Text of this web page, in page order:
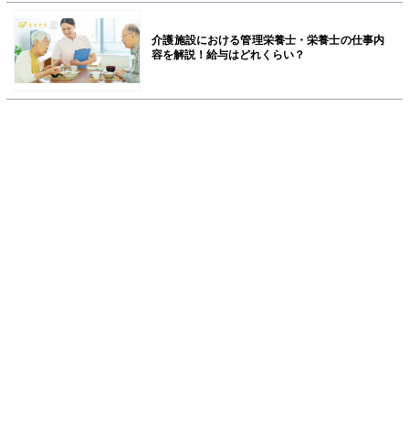
介護施設における管理栄養士・栄養士の仕事内
容を解説！給与はどれくらい？